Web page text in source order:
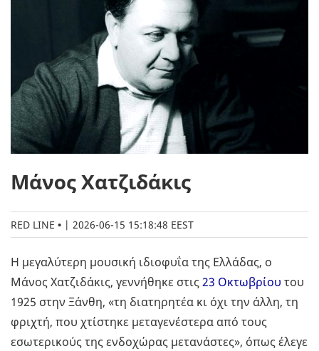
Μάνος Χατζιδάκις
RED LINE | 2026-06-15 15:18:48 EEST
Η μεγαλύτερη μουσική ιδιοφυΐα της Ελλάδας, ο
Μάνος Χατζιδάκις, γεννήθηκε στις23 Οκτωβρίου του
1925 στην Ξάνθη, «τη διατηρητέα κι όχι την άλλη, τη
φριχτή, που χτίστηκε μεταγενέστερα από τους
εσωτερικούς της ενδοχώρας μετανάστες», όπως έλεγε